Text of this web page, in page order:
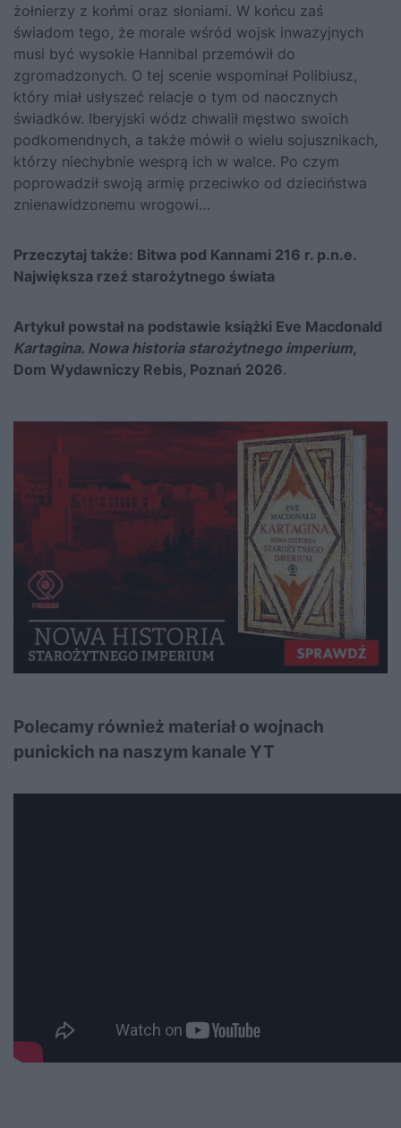
żołnierzy z końmi oraz słoniami. W końcu zaś
świadom tego, że morale wśród wojsk inwazyjnych
musi być wysokie Hannibal przemówił do
zgromadzonych. O tej scenie wspominał Polibiusz,
który miał usłyszeć relacje o tym od naocznych
świadków. Iberyjski wódz chwalił męstwo swoich
podkomendnych, a także mówił o wielu sojusznikach,
którzy niechybnie wesprą ich w walce. Po czym
poprowadził swoją armię przeciwko od dzieciństwa
znienawidzonemu wrogowi…
Przeczytaj także: Bitwa pod Kannami 216 r. p.n.e.
Największa rzeź starożytnego świata
Artykuł powstał na podstawie książki Eve Macdonald
Kartagina. Nowa historia starożytnego imperium,
Dom Wydawniczy Rebis, Poznań 2026.
Polecamy również materiał o wojnach
punickich na naszym kanale YT